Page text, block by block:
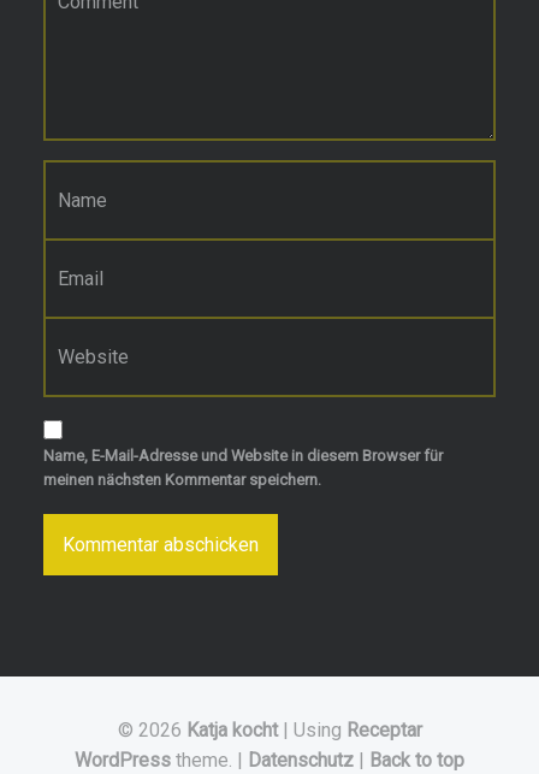
Name
*
Website
Name, E-Mail-Adresse und Website in diesem Browser für
meinen nächsten Kommentar speichern.
© 2026 Katja kocht Using Receptar
WordPress theme. Datenschutz Back to top